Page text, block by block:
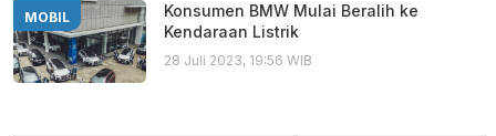
MOBIL
Konsumen BMW Mulai Beralih ke
Kendaraan Listrik
28 Juli 2023, 19:56 WIB